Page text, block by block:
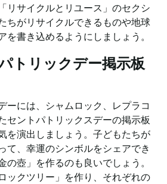
リサイクルとリユース」のセクシ
ちがリサイクルできるものや地球
を書き込めるようにしましょう。
トリックデー掲示板
ーには、シャムロック、レプラコ
セントパトリックスデーの掲示板
を演出しましょう。子どもたちが
て、幸運のシンボルをシェアでき
の壺」を作るのも良いでしょう。
ックツリー」を作り、それぞれの